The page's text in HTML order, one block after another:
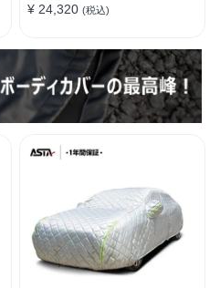
風 極厚 防風ロープ付き
¥ 24,320 (税込)